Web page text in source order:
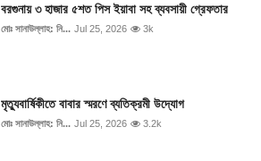
বরগুনায় ৩ হাজার ৫শত পিস ইয়াবা সহ ব্যবসায়ী গ্রেফতার
মোঃ সানাউল্লাহ: নি... Jul 25, 2026 3k
মৃত্যুবার্ষিকীতে বাবার স্মরণে ব্যতিক্রমী উদ্যোগ
মোঃ সানাউল্লাহ: নি... Jul 25, 2026 3.2k